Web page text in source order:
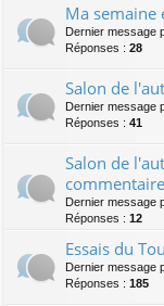
Ma semaine
Dernier message
Réponses : 28
Salon de
Dernier message
Réponses : 41
Salon de
Dernier message
Réponses : 12
Essais du
Dernier message
Réponses : 185